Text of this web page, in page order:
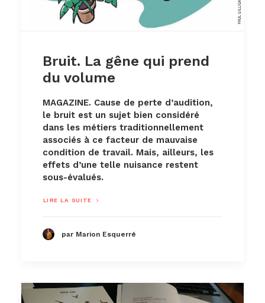
Bruit. La gêne qui prend
du volume
MAGAZINE. Cause de perte d’audition,
le bruit est un sujet bien considéré
dans les métiers traditionnellement
associés à ce facteur de mauvaise
condition de travail. Mais, ailleurs, les
effets d’une telle nuisance restent
sous-évalués.
LIRE LA SUITE
par Marion Esquerré